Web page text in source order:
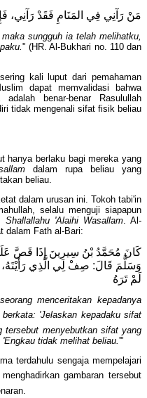
مَنْ رَآنِي فِي المَنَامِ فَقَدْ رَآنِي،
sungguh ia telah melihatku,
" (HR. Al-Bukhari no. 110 dan
kali luput dari pemahaman
dapat memvalidasi bahwa
benar-benar Rasulullah
tidak mengenali sifat fisik beliau
hanya berlaku bagi mereka yang
dalam rupa beliau yang
beliau.
dalam urusan ini. Tokoh tabi'in
selalu menguji siapapun
Shallallahu 'Alaihi Wasallam. Al-
dalam Fath al-Bari:
كَانَ مُحَمَّدُ بْنُ سِيرِينَ إِذَا قَصَّ
وَسَلَّمَ قَالَ: صِفْ لِي الَّذِي
لَمْ تَرَهُ
menceritakan kepadanya
'Jelaskan kepadaku sifat
tersebut menyebutkan sifat yang
tidak melihat beliau. '"
terdahulu sengaja mempelajari